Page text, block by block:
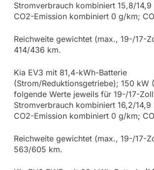
Stromverbrauch kombiniert 15,8/
CO2-Emission kombiniert 0 g/km;
Reichweite gewichtet (max., 19-/17-
414/436 km.
Kia EV3 mit 81,4-kWh-Batterie
(Strom/Reduktionsgetriebe); 150 kW
folgende Werte jeweils für 19-/17-
Stromverbrauch kombiniert 16,2/
CO2-Emission kombiniert 0 g/km;
Reichweite gewichtet (max., 19-/17-
563/605 km.